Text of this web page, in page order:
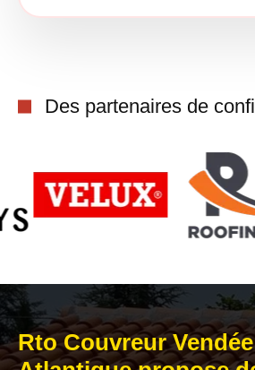
Des partenaires de
Rto Couvreur